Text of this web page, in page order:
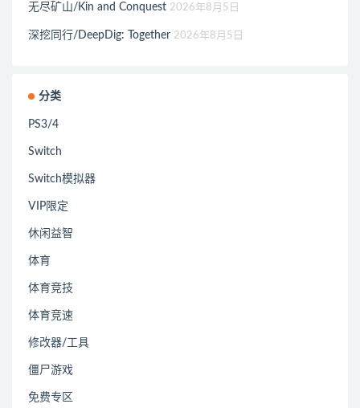
无尽矿山/Kin and Conquest 2026年8月5日
深挖同行/DeepDig: Together 2026年8月5日
分类
PS3/4
Switch
Switch模拟器
VIP限定
休闲益智
体育
体育竞技
体育竞速
修改器/工具
僵尸游戏
免费专区